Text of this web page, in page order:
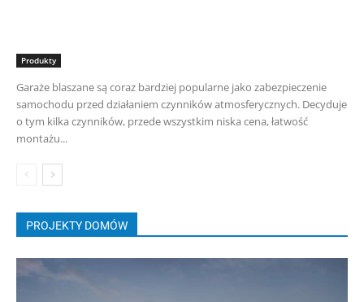
Produkty
Garaże blaszane są coraz bardziej popularne jako zabezpieczenie
samochodu przed działaniem czynników atmosferycznych. Decyduje
o tym kilka czynników, przede wszystkim niska cena, łatwość
montażu...
PROJEKTY DOMÓW